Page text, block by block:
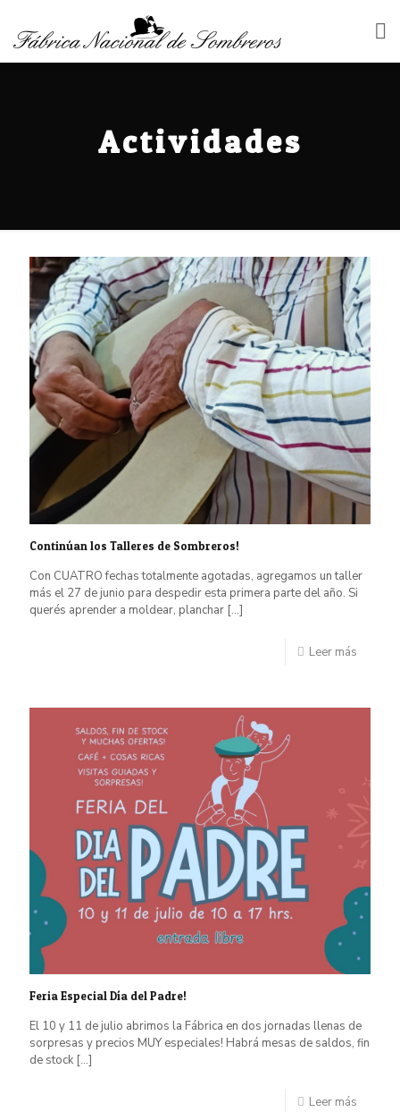
Actividades
Continúan los Talleres de Sombreros!
Con CUATRO fechas totalmente agotadas, agregamos un taller
más el 27 de junio para despedir esta primera parte del año. Si
querés aprender a moldear, planchar […]
Leer más
Feria Especial Día del Padre!
El 10 y 11 de julio abrimos la Fábrica en dos jornadas llenas de
sorpresas y precios MUY especiales! Habrá mesas de saldos, fin
de stock […]
Leer más